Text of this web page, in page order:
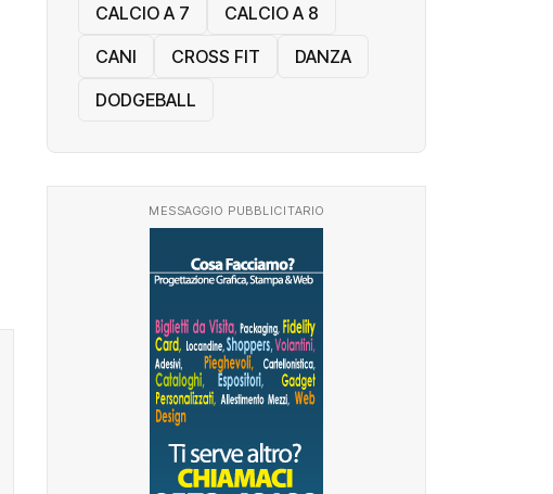
CALCIO A 7
CALCIO A 8
CANI
CROSS FIT
DANZA
DODGEBALL
MESSAGGIO PUBBLICITARIO